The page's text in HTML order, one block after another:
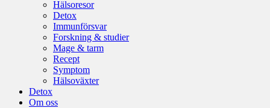
Hälsoresor
Detox
Immunförsvar
Forskning & studier
Mage & tarm
Recept
Symptom
Hälsoväxter
Detox
Om oss